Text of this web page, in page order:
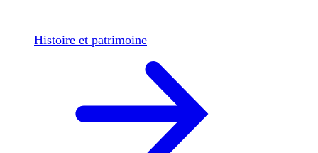
Histoire et patrimoine